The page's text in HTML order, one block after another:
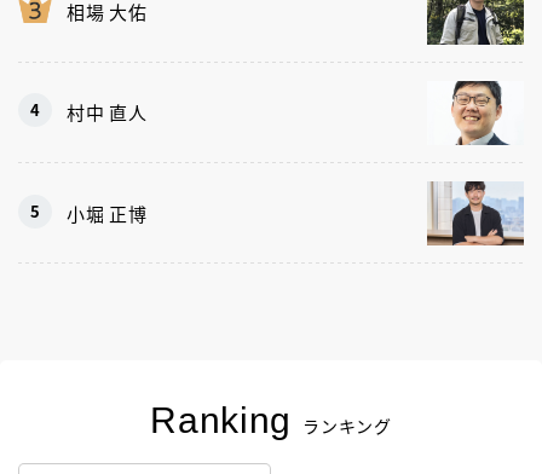
相場 大佑
村中 直人
小堀 正博
Ranking ランキング